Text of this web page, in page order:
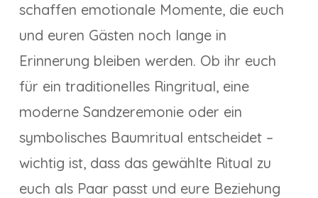
schaffen emotionale Momente, die euch
und euren Gästen noch lange in
Erinnerung bleiben werden. Ob ihr euch
für ein traditionelles Ringritua­l, eine
moderne Sandzeremonie oder ein
symbolisches Baumritual entscheidet –
wichtig ist, dass das gewählte Ritual zu
euch als Paar passt und eure Beziehung